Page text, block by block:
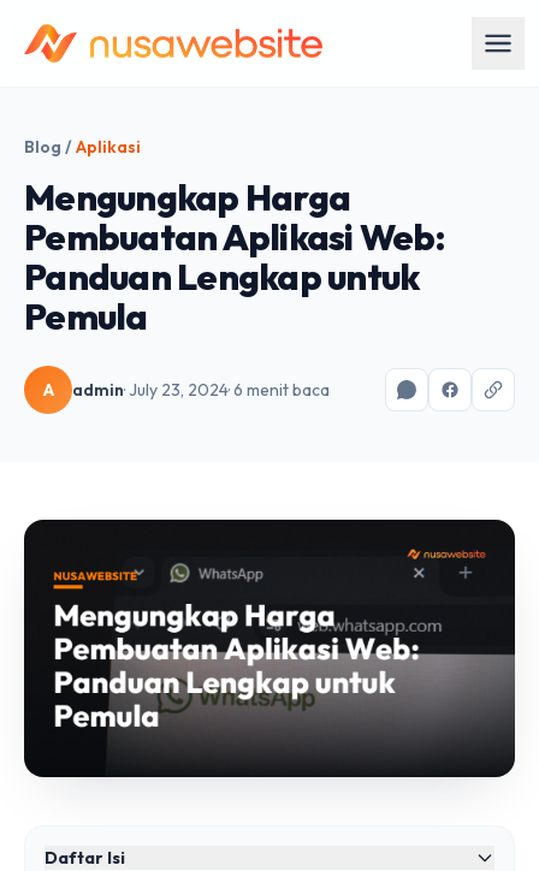
Blog /Aplikasi
Mengungkap Harga
Pembuatan Aplikasi Web:
Panduan Lengkap untuk
Pemula
A admin· July 23, 2024· 6 menit baca
Daftar Isi